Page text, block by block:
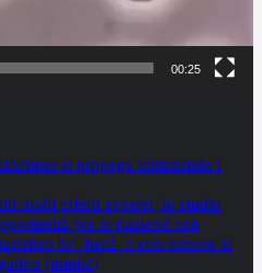
00:25
si propaga utilizzando i
molti effetti avversi, lo studio
per le pazienti con
hr+/her2- e con tumore al
(mtnbc)